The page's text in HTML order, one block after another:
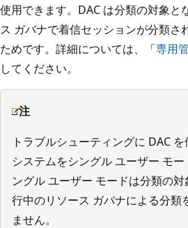
使用できます。DAC は分類の対象と
ス ガバナで着信セッションが分類さ
ためです。詳細については、「専用
してください。
注
トラブルシューティングに DAC を
システムをシングル ユーザー モ
ングル ユーザー モードは分類の
行中のリソース ガバナによる分類
ません。